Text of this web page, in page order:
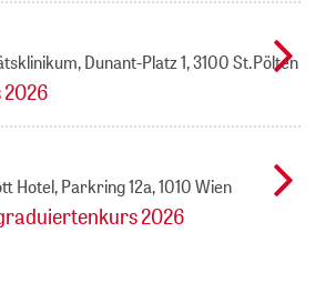
Dunant-Platz 1, 3100 St.Pölten
2026
Hotel, Parkring 12a, 1010 Wien
2026